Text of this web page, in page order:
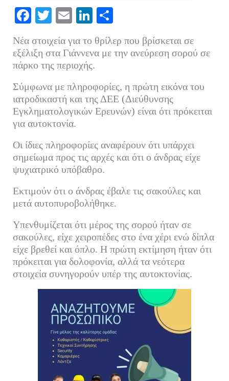
Fa
bo
ok
T
wi
tte
r
E
ail
Li
nk
ed
In
ρ
στ
εί
τε
Νέα στοιχεία για το θρίλερ που βρίσκεται σε
εξέλιξη στα Γιάννενα με την ανεύρεση σορού σε
πάρκο της περιοχής.
Σύμφωνα με πληροφορίες, η πρώτη εικόνα του
ιατροδικαστή και της ΔΕΕ (Διεύθυνσης
Εγκληματολογικών Ερευνών) είναι ότι πρόκειται
για αυτοκτονία.
Οι ίδιες πληροφορίες αναφέρουν ότι υπάρχει
σημείωμα προς τις αρχές και ότι ο άνδρας είχε
ψυχιατρικό υπόβαθρο.
Εκτιμούν ότι ο άνδρας έβαλε τις σακούλες και
μετά αυτοπυροβολήθηκε.
Υπενθυμίζεται ότι μέρος της σορού ήταν σε
σακούλες, είχε χειροπέδες στο ένα χέρι ενώ δίπλα
είχε βρεθεί και όπλο. Η πρώτη εκτίμηση ήταν ότι
πρόκειται για δολοφονία, αλλά τα νεότερα
στοιχεία συνηγορούν υπέρ της αυτοκτονίας.